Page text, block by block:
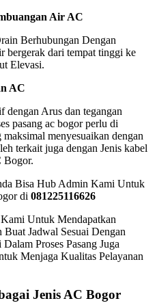
Air AC
Berhubungan Dengan
bergerak dari tempat tinggi ke
Elevasi.
AC
dengan Arus dan tegangan
pasang ac bogor perlu di
menyesuaikan dengan
terkait juga dengan Jenis kabel
Bogor.
Bisa Hub Admin Kami Untuk
di 081225116626
Untuk Mendapatkan
Jadwal Sesuai Dengan
Proses Pasang Juga
Menjaga Kualitas Pelayanan
Jenis AC Bogor